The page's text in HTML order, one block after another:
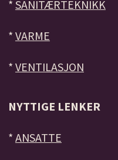
* SANITÆRTEKNIKK
* VARME
* VENTILASJON
NYTTIGE LENKER
* ANSATTE